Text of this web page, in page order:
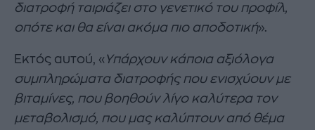
διατροφή ταιριάζει στο γενετικό του προφίλ,
οπότε και θα είναι ακόμα πιο αποδοτική».
Εκτός αυτού, «Υπάρχουν κάποια αξιόλογα
συμπληρώματα διατροφής που ενισχύουν με
βιταμίνες, που βοηθούν λίγο καλύτερα τον
μεταβολισμό, που μας καλύπτουν από θέμα